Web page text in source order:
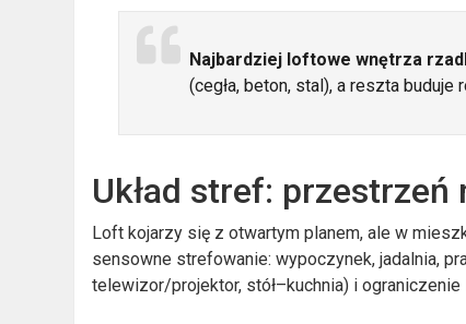
Najbardziej loftowe wnętrza
(cegła, beton, stal), a reszta buduje
Układ stref: przestrzeń
Loft kojarzy się z otwartym planem, ale w
sensowne strefowanie: wypoczynek, jadalnia,
telewizor/projektor, stół–kuchnia) i